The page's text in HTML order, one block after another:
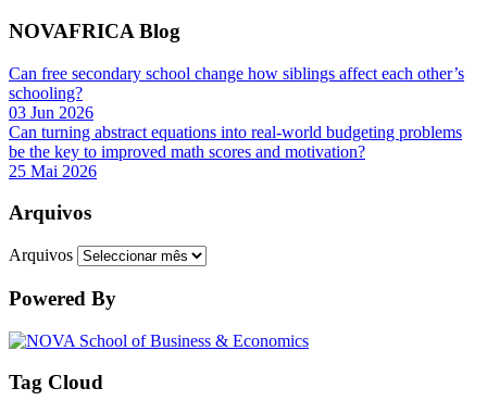
NOVAFRICA Blog
Can free secondary school change how siblings affect each other’s
schooling?
03 Jun 2026
Can turning abstract equations into real-world budgeting problems
be the key to improved math scores and motivation?
25 Mai 2026
Arquivos
Arquivos
Powered By
Tag Cloud